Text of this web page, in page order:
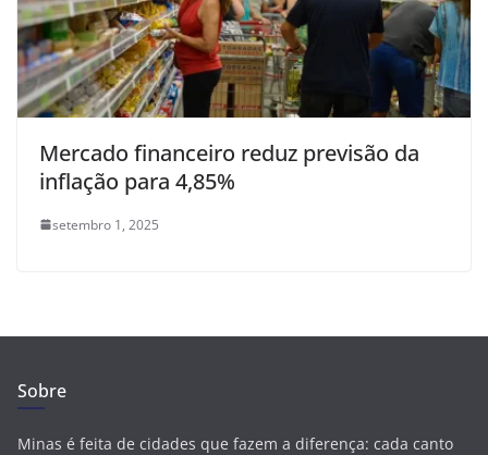
Mercado financeiro reduz previsão da
inflação para 4,85%
setembro 1, 2025
Sobre
Minas é feita de cidades que fazem a diferença: cada canto